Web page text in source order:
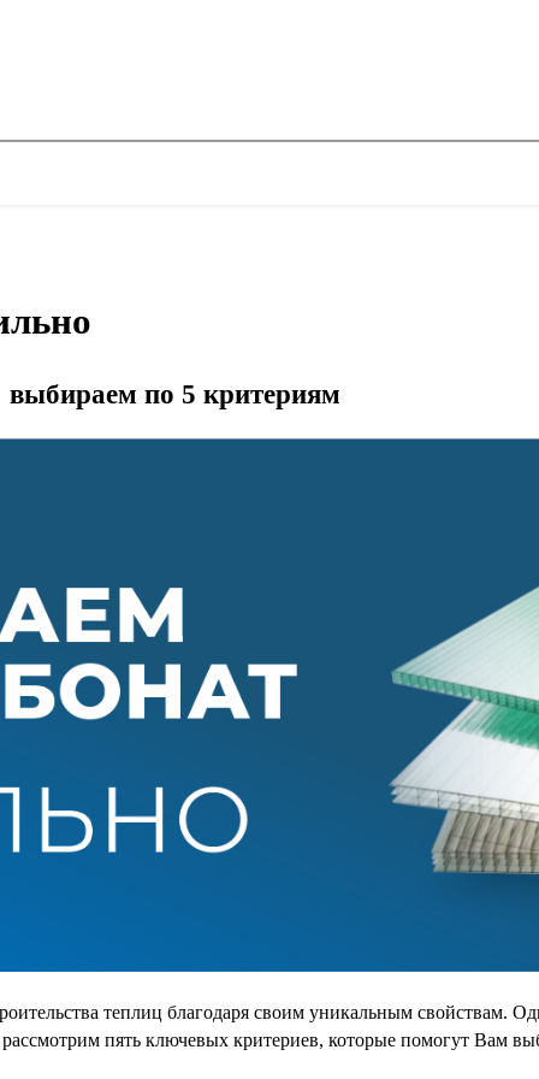
по 5 критериям
теплиц благодаря своим уникальным свойствам.
пять ключевых критериев, которые помогут Вам